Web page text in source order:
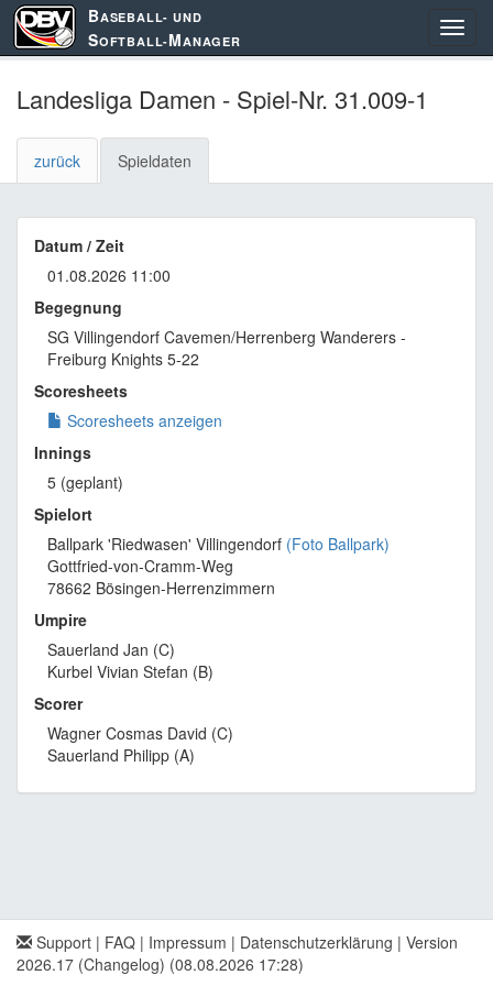
BASEBALL- UND
SOFTBALL-MANAGER
Landesliga Damen - Spiel-Nr. 31.009-1
zurück Spieldaten
Datum / Zeit
01.08.2026 11:00
Begegnung
SG Villingendorf Cavemen/Herrenberg Wanderers -
Freiburg Knights 5-22
Scoresheets
Scoresheets anzeigen
Innings
5 (geplant)
Spielort
Ballpark 'Riedwasen' Villingendorf (Foto Ballpark)
Gottfried-von-Cramm-Weg
78662 Bösingen-Herrenzimmern
Umpire
Sauerland Jan (C)
Kurbel Vivian Stefan (B)
Scorer
Wagner Cosmas David (C)
Sauerland Philipp (A)
Support | FAQ | Impressum | Datenschutzerklärung | Version
2026.17 (Changelog) (08.08.2026 17:28)